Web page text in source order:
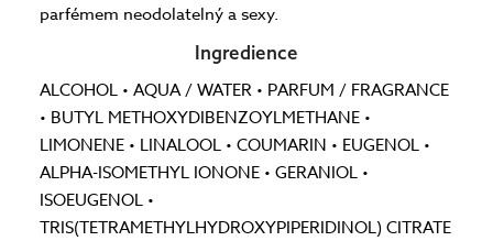
parfémem neodolatelný a sexy.
Ingredience
ALCOHOL • AQUA / WATER • PARFUM / FRAGRANCE
• BUTYL METHOXYDIBENZOYLMETHANE •
LIMONENE • LINALOOL • COUMARIN • EUGENOL •
ALPHA-ISOMETHYL IONONE • GERANIOL •
ISOEUGENOL •
TRIS(TETRAMETHYLHYDROXYPIPERIDINOL) CITRATE